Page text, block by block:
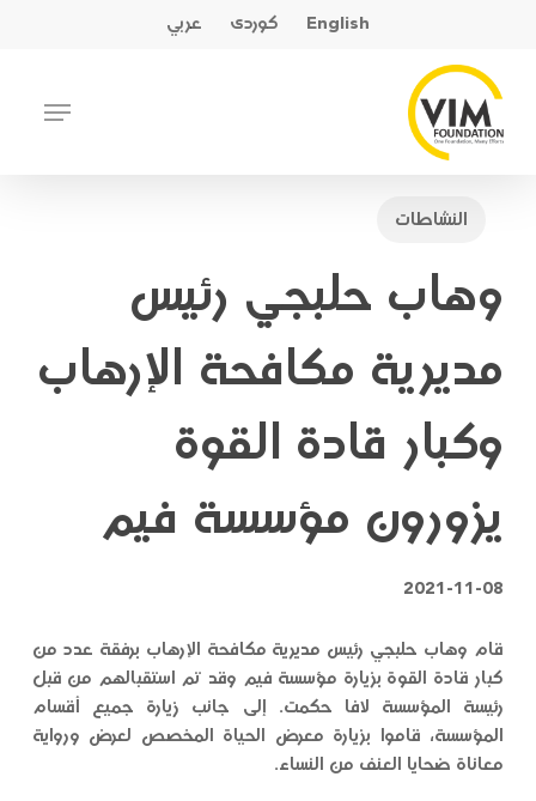
content
English کوردی عربي
Menu
النشاطات
وهاب حلبجي رئيس
مديرية مكافحة الإرهاب
وكبار قادة القوة
يزورون مؤسسة فيم
2021-11-08
قام وهاب حلبجي رئيس مديرية مكافحة الإرهاب برفقة عدد من
كبار قادة القوة بزيارة مؤسسة فيم وقد تم استقبالهم من قبل
رئيسة المؤسسة لافا حكمت. إلى جانب زيارة جميع أقسام
المؤسسة، قاموا بزيارة معرض الحياة المخصص لعرض ورواية
معاناة ضحايا العنف من النساء.
Close
Menu